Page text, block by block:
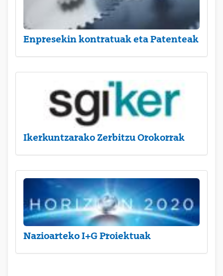
Enpresekin kontratuak eta Patenteak
Ikerkuntzarako Zerbitzu Orokorrak
Nazioarteko I+G Proiektuak